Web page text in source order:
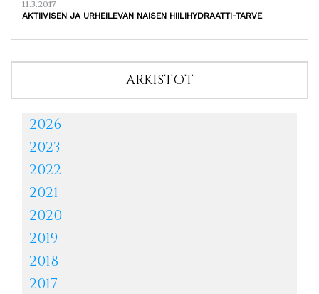
11.3.2017
AKTIIVISEN JA URHEILEVAN NAISEN HIILIHYDRAATTI-TARVE
ARKISTOT
2026
2023
2022
2021
2020
2019
2018
2017